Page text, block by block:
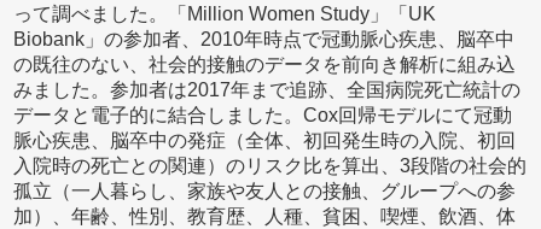
って調べました。「Million Women Study」「UK
Biobank」の参加者、2010年時点で冠動脈心疾患、脳卒中
の既往のない、社会的接触のデータを前向き解析に組み込
みました。参加者は2017年まで追跡、全国病院死亡統計の
データと電子的に結合しました。Cox回帰モデルにて冠動
脈心疾患、脳卒中の発症（全体、初回発生時の入院、初回
入院時の死亡との関連）のリスク比を算出、3段階の社会的
孤立（一人暮らし、家族や友人との接触、グループへの参
加）、年齢、性別、教育歴、人種、貧困、喫煙、飲酒、体